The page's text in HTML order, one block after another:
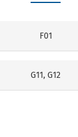
F01
G11, G12